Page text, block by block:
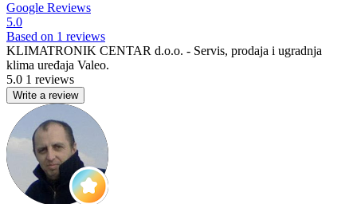
Google Reviews
5.0
Based on 1 reviews
KLIMATRONIK CENTAR d.o.o. - Servis, prodaja i ugradnja
klima uređaja Valeo.
5.0 1 reviews
Write a review